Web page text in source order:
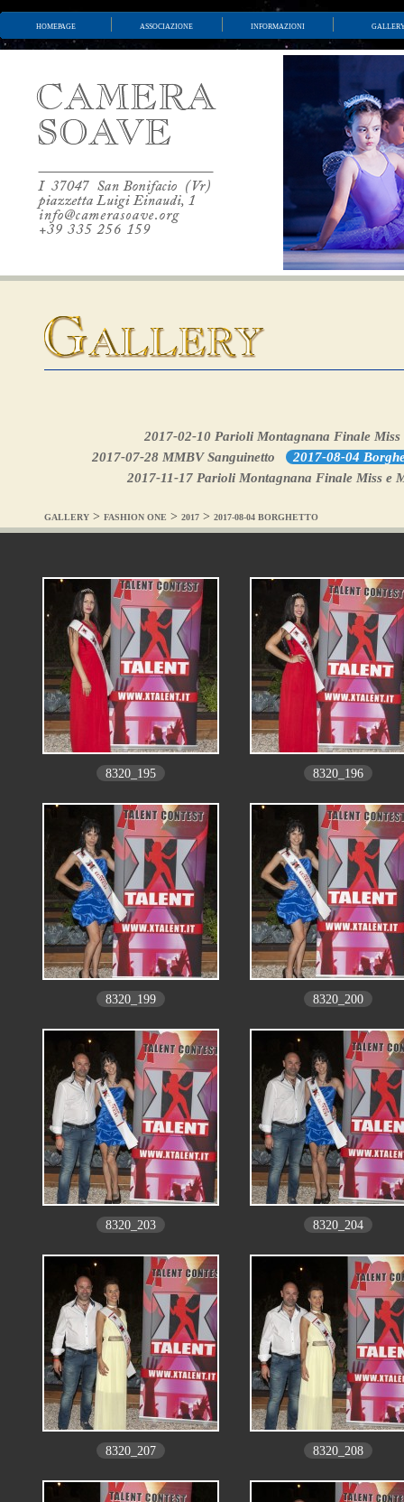
homepage associazione informazioni
2017-02-10 Parioli Montagnana Finale
2017-07-28 MMBV Sanguinetto
2017-08-04
2017-11-17 Parioli Montagnana Finale Miss e
GALLERY > FASHION ONE > 2017 > 2017-08-04 BORGHETTO
8320_195 8320_196
8320_199 8320_200
8320_203 8320_204
8320_207 8320_208